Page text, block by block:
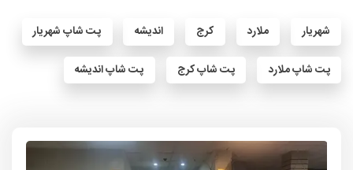
شهریار ملارد کرج اندیشه پت شاپ شهریار
پت شاپ ملارد پت شاپ کرج پت شاپ اندیشه